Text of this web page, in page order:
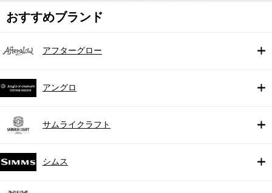
おすすめブランド
アフターグロー
アングロ
サムライクラフト
シムス